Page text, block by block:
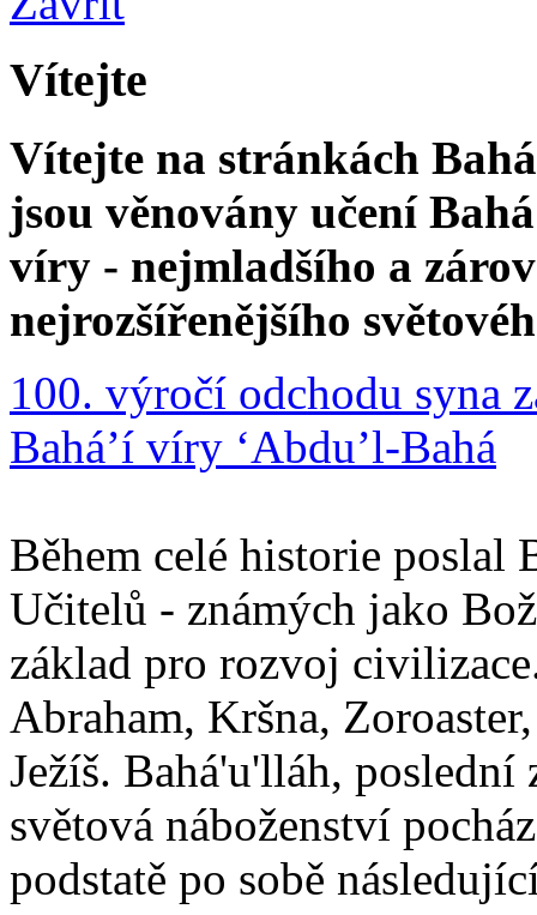
Vítejte
Vítejte na stránkách
jsou věnovány učení
víry - nejmladšího a
nejrozšířenějšího
100. výročí odchodu syna
Bahá’í víry ‘Abdu’l-Bahá
Během celé historie poslal
Učitelů - známých jako
základ pro rozvoj
Abraham, Kršna,
Ježíš. Bahá'u'lláh,
světová náboženství
podstatě po sobě